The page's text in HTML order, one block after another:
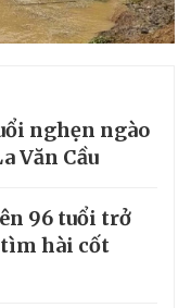
nghẹn ngào
Văn Cầu
96 tuổi trở
tìm hài cốt